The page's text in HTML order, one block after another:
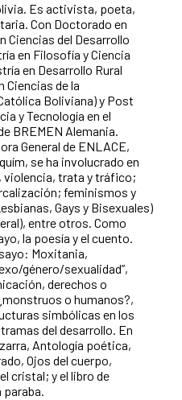
Es activista, poeta,
Con Doctorado en
Ciencias del Desarrollo
en Filosofía y Ciencia
en Desarrollo Rural
Ciencias de la
Boliviana) y Post
y Tecnología en el
BREMEN Alemania.
General de ENLACE,
se ha involucrado en
trata y tráfico;
feminismos y
Gays y Bisexuales)
entre otros. Como
la poesía y el cuento.
Moxitania,
género/sexualidad”,
derechos o
o humanos?,
simbólicas en los
del desarrollo. En
Antología poética,
Ojos del cuerpo,
cristal; y el libro de
paraba.